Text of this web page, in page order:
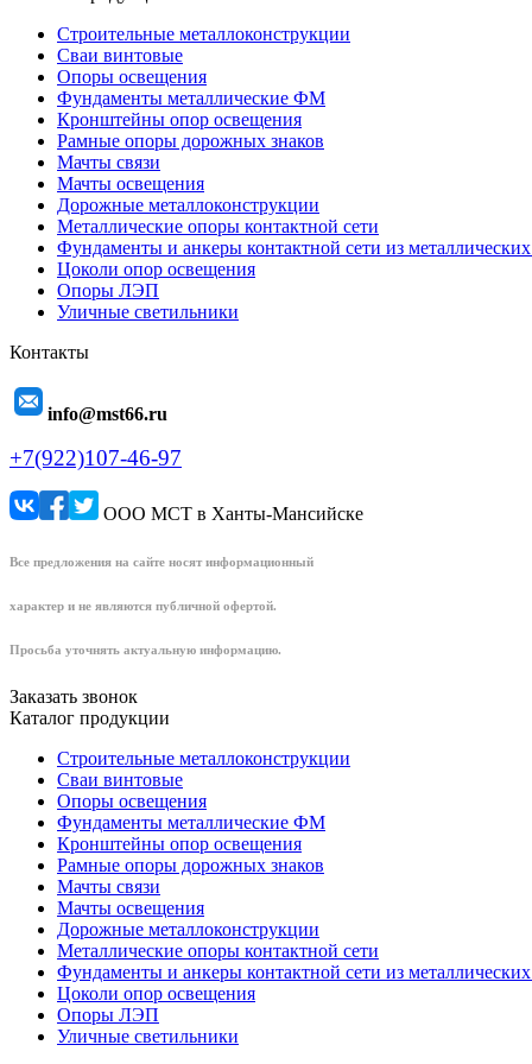
Строительные металлоконструкции
Сваи винтовые
Опоры освещения
Фундаменты металлические ФМ
Кронштейны опор освещения
Рамные опоры дорожных знаков
Мачты связи
Мачты освещения
Дорожные металлоконструкции
Металлические опоры контактной сети
Фундаменты и анкеры контактной сети из
Цоколи опор освещения
Опоры ЛЭП
Уличные светильники
Контакты
info@mst66.ru
+7(922)107-46-97
ООО МСТ в Ханты-Мансийске
Все предложения на сайте носят информационный
характер и не являются публичной офертой.
Просьба уточнять актуальную информацию.
Заказать звонок
Каталог продукции
Строительные металлоконструкции
Сваи винтовые
Опоры освещения
Фундаменты металлические ФМ
Кронштейны опор освещения
Рамные опоры дорожных знаков
Мачты связи
Мачты освещения
Дорожные металлоконструкции
Металлические опоры контактной сети
Фундаменты и анкеры контактной сети из
Цоколи опор освещения
Опоры ЛЭП
Уличные светильники